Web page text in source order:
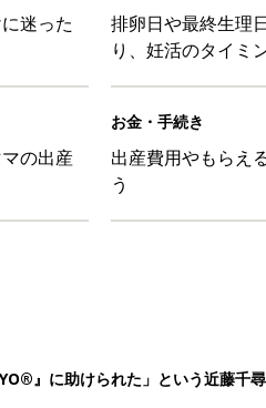
』に助けられた」という近藤千
し続けている魅力とは!?
開後に気になる傷あとケアの方法
の様子＆お世話ポイント